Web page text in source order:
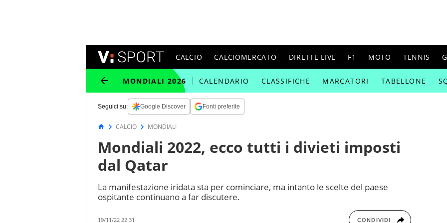
CALCIO CALCIOMERCATO DIRETTE LIVE F1 MOTO TENNIS
MONDIALI 2026 CALENDARIO CLASSIFICHE MARCATORI TABELLONE
Seguici su: Google Discover Fonti preferite
CALCIO MONDIALI
Mondiali 2022, ecco tutti i divieti imposti
dal Qatar
La manifestazione iridata sta per cominciare, ma intanto le scelte del paese
ospitante continuano a far discutere.
19/11/22 22:31 CONDIVIDI